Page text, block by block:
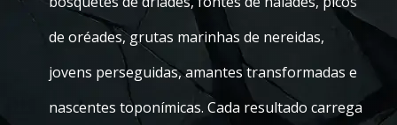
de oréades, grutas marinhas de nereidas,
jovens perseguidas, amantes transformadas e
nascentes toponímicas. Cada resultado carrega